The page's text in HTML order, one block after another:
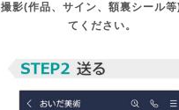
撮影(作品、サイン、額裏シール等
てください。